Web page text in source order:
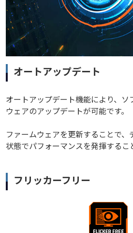
オートアップデート
オートアップデート機能により、ソ
ウェアのアップデートが可能です。
ファームウェアを更新することで、
状態でパフォーマンスを発揮するこ
フリッカーフリー